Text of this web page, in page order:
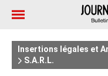
Insertions légales et
S.A.R.L.